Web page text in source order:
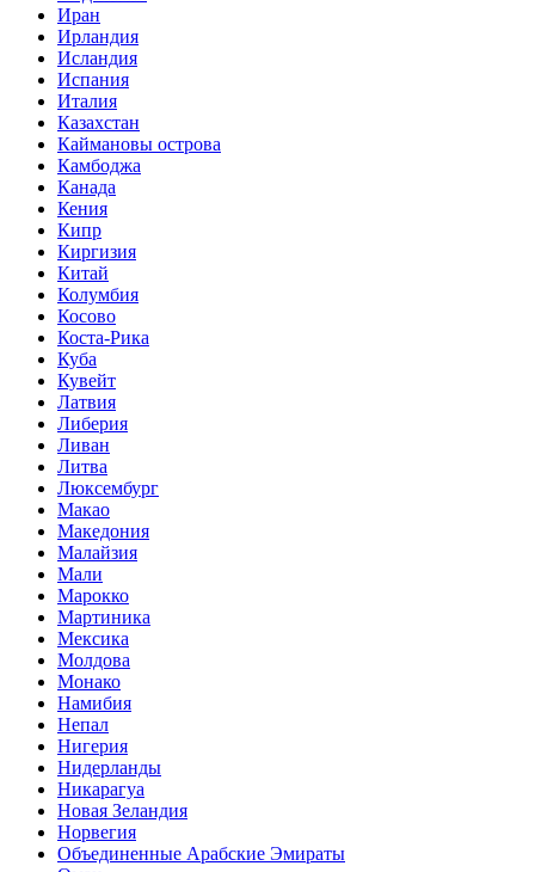
Иран
Ирландия
Исландия
Испания
Италия
Казахстан
Каймановы острова
Камбоджа
Канада
Кения
Кипр
Киргизия
Китай
Колумбия
Косово
Коста-Рика
Куба
Кувейт
Латвия
Либерия
Ливан
Литва
Люксембург
Макао
Македония
Малайзия
Мали
Марокко
Мартиника
Мексика
Молдова
Монако
Намибия
Непал
Нигерия
Нидерланды
Никарагуа
Новая Зеландия
Норвегия
Объединенные Арабские Эмираты